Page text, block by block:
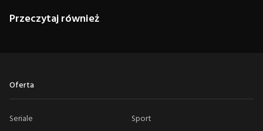
Przeczytaj również
Oferta
Seriale
Sport